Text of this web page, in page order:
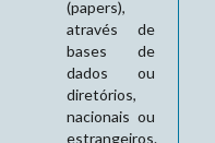
(papers),
através de
bases de
dados ou
diretórios,
nacionais ou
estrangeiros.